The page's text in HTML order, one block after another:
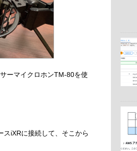
ーマイクロホンTM-80を使
iXRに接続して、そこから